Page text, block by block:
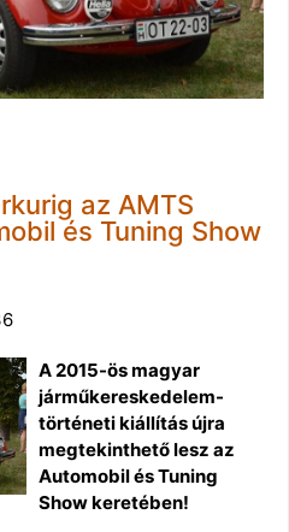
az AMTS
és Tuning Show
A 2015-ös magyar
járműkereskedelem-
történeti kiállítás újra
megtekinthető lesz az
Automobil és Tuning
Show keretében!